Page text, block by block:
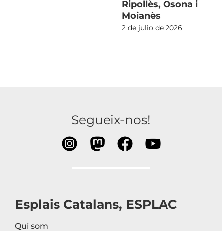
Ripollès, Osona i
Moianès
2 de julio de 2026
Segueix-nos!
Esplais Catalans, ESPLAC
Qui som